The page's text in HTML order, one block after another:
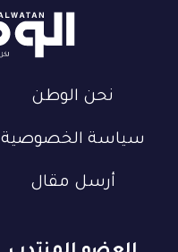
نحن الوطن
سياسة الخصوصية
أرسل مقال